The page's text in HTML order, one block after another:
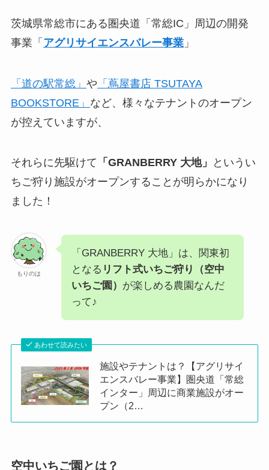
茨城県常総市にある圏央道「常総IC」周辺の開発
事業「 アグリサイエンスバレー事業」
「道の駅常総」 や 「蔦屋書店 TSUTAYA
BOOKSTORE」 など、様々なテナントのオープン
が控えていますが、
それらに先駆けて 「GRANBERRY 大地」
というい
ちご狩り施設がオープンすることが明らかになり
ました！
もりのは
「GRANBERRY 大地」は、関東初
となる リフト式いちご狩り（空中
いちご園） が楽しめる農園なんだ
って♪
あわせて読みたい
施設やテナントは？【アグリサイ
エンスバレー事業】圏央道「常総
インター」周辺に商業施設がオー
プン（2…
空中いちご園とは？